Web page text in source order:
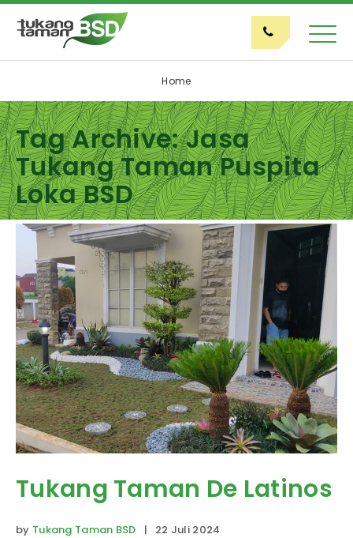
Home
Tag Archive: Jasa
Tukang Taman Puspita
Loka BSD
Tukang Taman De Latinos
by Tukang Taman BSD | 22 Juli 2024